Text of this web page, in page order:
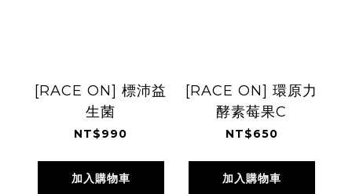
[RACE ON] 標沛益
生菌
NT$990
加入購物車
[RACE ON] 環原力
酵素莓果C
NT$650
加入購物車